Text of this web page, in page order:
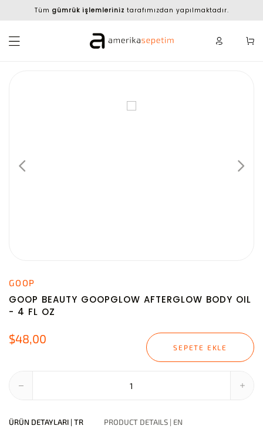
Tüm gümrük işlemleriniz tarafımızdan yapılmaktadır.
GOOP
GOOP BEAUTY GOOPGLOW AFTERGLOW BODY OIL
- 4 FL OZ
$48,00
SEPETE EKLE
ÜRÜN DETAYLARI | TR PRODUCT DETAILS | EN